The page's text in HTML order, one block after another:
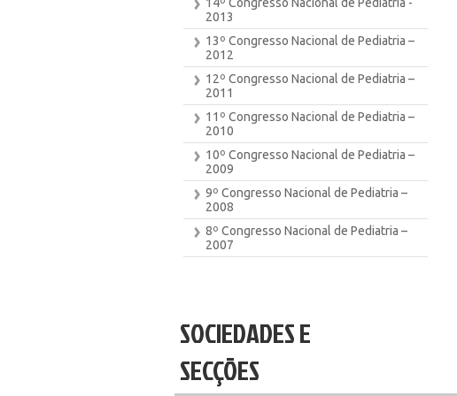
2013
13º Congresso Nacional de Pediatria –
2012
12º Congresso Nacional de Pediatria –
2011
11º Congresso Nacional de Pediatria –
2010
10º Congresso Nacional de Pediatria –
2009
9º Congresso Nacional de Pediatria –
2008
8º Congresso Nacional de Pediatria –
2007
SOCIEDADES E
SECÇÕES